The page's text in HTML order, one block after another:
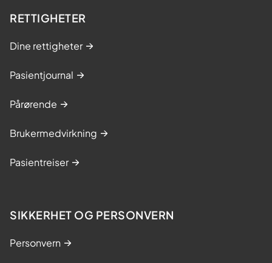
RETTIGHETER
Dine rettigheter
Pasientjournal
Pårørende
Brukermedvirkning
Pasientreiser
SIKKERHET OG PERSONVERN
Personvern